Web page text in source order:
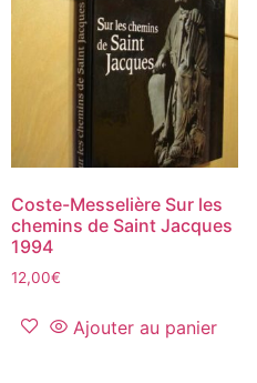
Coste-Messelière Sur les
chemins de Saint Jacques
1994
12,00€
Ajouter au panier